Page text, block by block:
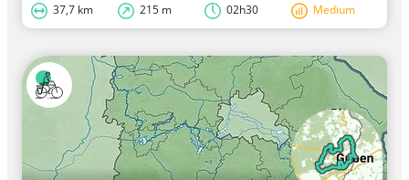
37,7 km 215 m 02h30 Medium